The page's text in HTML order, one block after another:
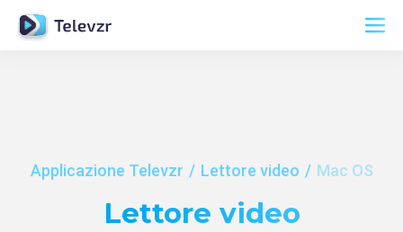
Applicazione Televzr Lettore video Mac OS
Lettore video